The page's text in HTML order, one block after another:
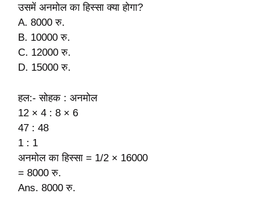
उसमें अनमोल का हिस्सा क्या होगा?
A. 8000 रु.
B. 10000 रु.
C. 12000 रु.
D. 15000 रु.
हल:- सोहक : अनमोल
12 × 4 : 8 × 6
47 : 48
1 : 1
अनमोल का हिस्सा = 1/2 × 16000
= 8000 रु.
Ans. 8000 रु.